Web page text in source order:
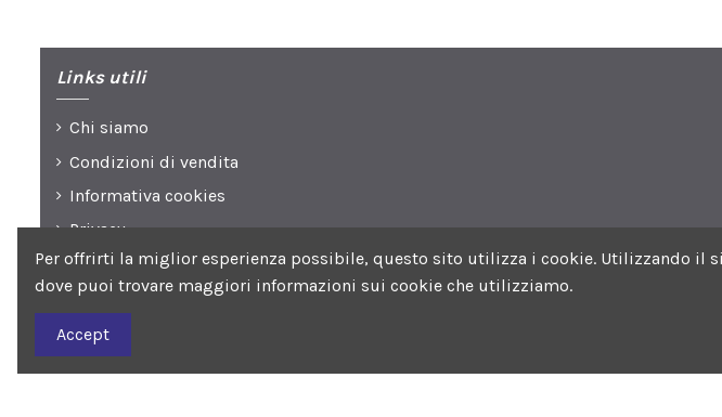
Links utili
Chi siamo
Condizioni di vendita
Informativa cookies
Privacy
Seguici su Facebook | Orari DI apertura:
Per offrirti la miglior esperienza possibile, questo sito utilizza i cookie. Utilizzando il
dove puoi trovare maggiori informazioni sui cookie che utilizziamo.
Accept